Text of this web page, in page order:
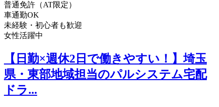
普通免許（AT限定）
車通勤OK
未経験・初心者も歓迎
女性活躍中
【日勤×週休2日で働きやすい！】埼玉
県・東部地域担当のパルシステム宅配
ドラ...